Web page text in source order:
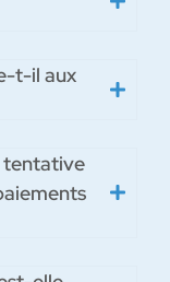
t-il aux
tentative